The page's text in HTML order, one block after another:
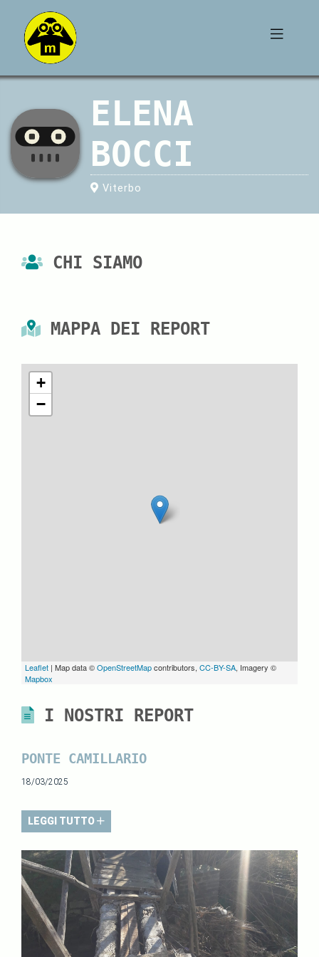
ELENA
BOCCI
Viterbo
CHI SIAMO
MAPPA DEI REPORT
+
−
Leaflet | Map data ©OpenStreetMapcontributors, CC-BY-SA, Imagery ©
Mapbox
I NOSTRI REPORT
PONTE CAMILLARIO
18/03/2025
LEGGI TUTTO